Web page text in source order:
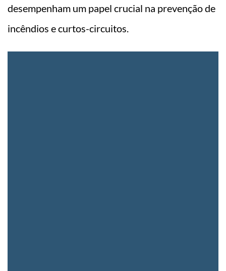
desempenham um papel crucial na prevenção de
incêndios e curtos-circuitos.